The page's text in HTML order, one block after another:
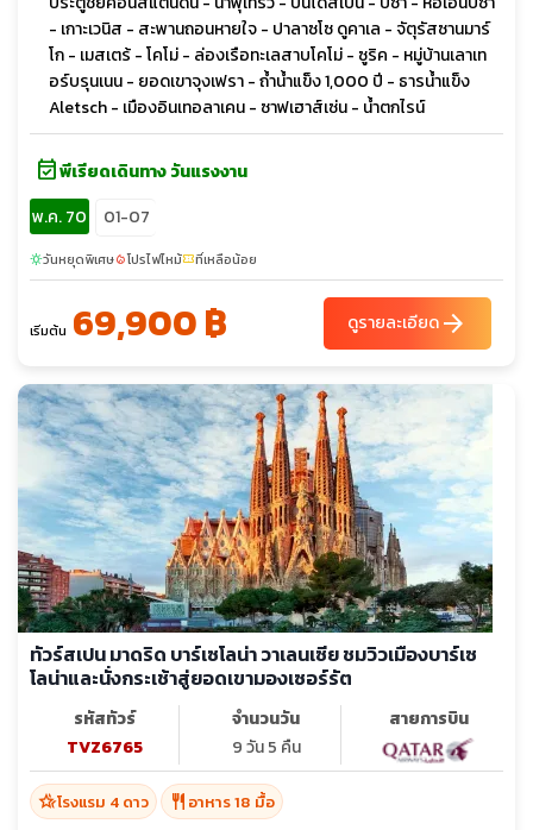
- เกาะเวนิส - สะพานถอนหายใจ - ปาลาซโซ ดูคาเล - จัตุรัสซานมาร์
โก - เมสเตร้ - โคโม่ - ล่องเรือทะเลสาบโคโม่ - ซูริค - หมู่บ้านเลาเท
อร์บรุนเนน - ยอดเขาจุงเฟรา - ถ้ำน้ำแข็ง 1,000 ปี - ธารน้ำแข็ง
Aletsch - เมืองอินเทอลาเคน - ซาฟเฮาส์เซ่น - น้ำตกไรน์
event_availableพีเรียดเดินทาง วันแรงงาน
พ.ค. 70
01-07
sunnyวันหยุดพิเศษlocal_fire_departmentโปรไฟไหม้confirmation_numberที่เหลือน้อย
เริ่มต้น 69,900 ฿ ดูรายละเอียดarrow_forward
ทัวร์สเปน มาดริด บาร์เซโลน่า วาเลนเซีย ชมวิวเมืองบาร์เซ
โลน่าและนั่งกระเช้าสู่ยอดเขามองเซอร์รัต
รหัสทัวร์
TVZ6765
จำนวนวัน
9 วัน 5 คืน
สายการบิน
hotel_classโรงแรม 4 ดาว restaurant อาหาร 18 มื้อ